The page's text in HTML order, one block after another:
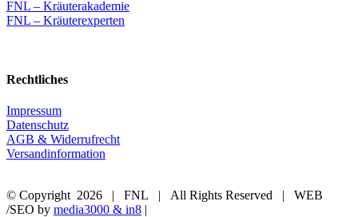
FNL – Kräuterakademie
FNL – Kräuterexperten
Rechtliches
Impressum
Datenschutz
AGB & Widerrufrecht
Versandinformation
© Copyright 2026 | FNL | All Rights Reserved | WEB
/SEO by media3000 & in8 |